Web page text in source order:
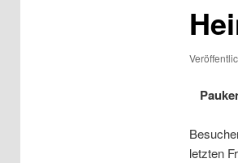
letzten